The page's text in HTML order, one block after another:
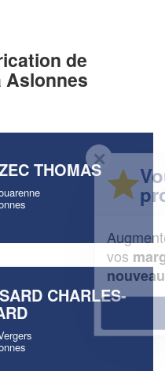
de
Aslonnes
THOMAS
CHARLES-
un
?
chiffre d'affaireset
en gagnant de
savoir plus